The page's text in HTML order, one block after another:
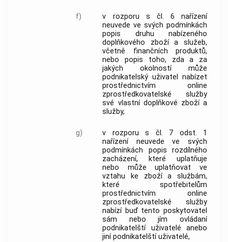
f)
v rozporu s čl. 6 nařízení
neuvede ve svých podmínkách
popis druhu nabízeného
doplňkového zboží a služeb,
včetně finančních produktů,
nebo popis toho, zda a za
jakých okolností může
podnikatelskýuživatel
nabízet
prostřednictvím online
zprostředkovatelské služby
své vlastní doplňkové zboží a
služby,
g)
v rozporu s čl. 7 odst. 1
nařízení neuvede ve svých
podmínkách popis rozdílného
zacházení, které uplatňuje
nebo může uplatňovat ve
vztahu ke zboží a službám,
které spotřebitelům
prostřednictvím online
zprostředkovatelské služby
nabízí buď tento poskytovatel
sám nebo jím ovládaní
podnikatelští uživatelé anebo
jiní podnikatelštíuživatelé,